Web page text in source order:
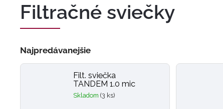
Filtračné sviečky
Najpredávanejšie
Filt. sviečka
TANDEM 1.0 mic
Skladom (3 ks)